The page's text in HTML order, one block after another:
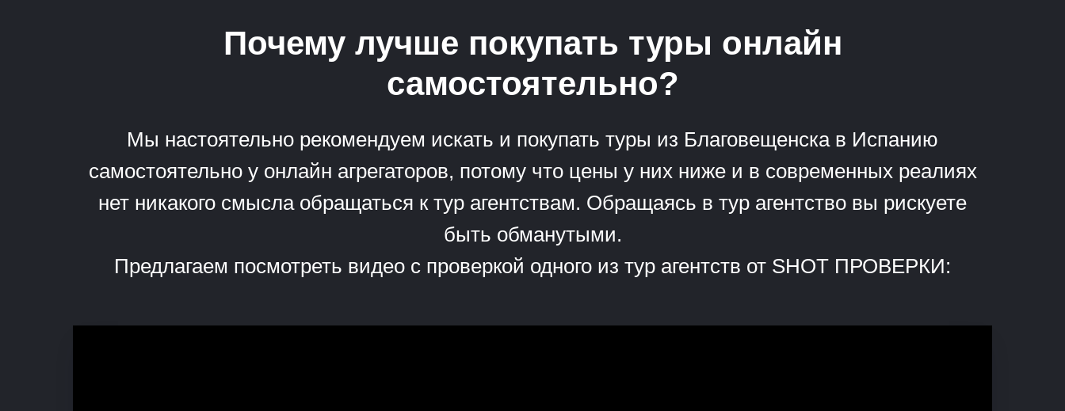
Почему лучше покупать туры онлайн
самостоятельно?
Мы настоятельно рекомендуем искать и покупать туры из Благовещенска в Испанию
самостоятельно у онлайн агрегаторов, потому что цены у них ниже и в современных реалиях
нет никакого смысла обращаться к тур агентствам. Обращаясь в тур агентство вы рискуете
быть обманутыми.
Предлагаем посмотреть видео с проверкой одного из тур агентств от SHOT ПРОВЕРКИ: